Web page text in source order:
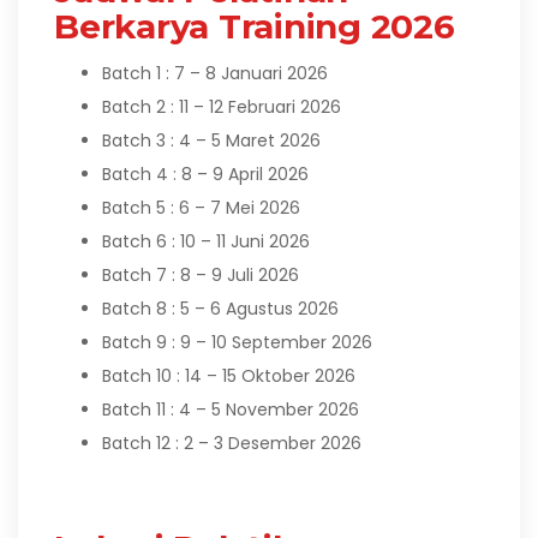
Berkarya Training 2026
Batch 1 : 7 – 8 Januari 2026
Batch 2 : 11 – 12 Februari 2026
Batch 3 : 4 – 5 Maret 2026
Batch 4 : 8 – 9 April 2026
Batch 5 : 6 – 7 Mei 2026
Batch 6 : 10 – 11 Juni 2026
Batch 7 : 8 – 9 Juli 2026
Batch 8 : 5 – 6 Agustus 2026
Batch 9 : 9 – 10 September 2026
Batch 10 : 14 – 15 Oktober 2026
Batch 11 : 4 – 5 November 2026
Batch 12 : 2 – 3 Desember 2026